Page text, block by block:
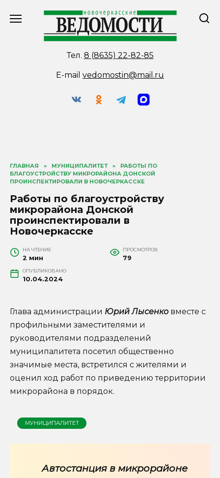
Тел. 8 (8635) 22-82-85
E-mail vedomostin@mail.ru
ГЛАВНАЯ » МУНИЦИПАЛИТЕТ »
РАБОТЫ ПО
БЛАГОУСТРОЙСТВУ МИКРОРАЙОНА ДОНСКОЙ
ПРОИНСПЕКТИРОВАЛИ В НОВОЧЕРКАССКЕ
Работы по благоустройству
микрорайона Донской
проинспектировали в
Новочеркасске
НА ЧТЕНИЕ
2 мин
ПРОСМОТРОВ
79
ОПУБЛИКОВАНО
10.04.2024
Глава администрации Юрий Лысенковместе с
профильными заместителями и
руководителями подразделений
муниципалитета посетил общественно
значимые места, встретился с жителями и
оценил ход работ по приведению территории
микрорайона в порядок.
МУНИЦИПАЛИТЕТ
Автостанция в микрорайоне